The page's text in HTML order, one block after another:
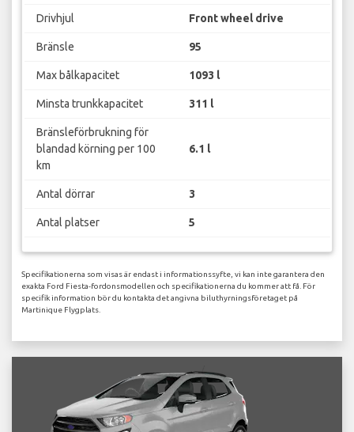
Drivhjul Front wheel drive
Bränsle 95
Max bålkapacitet 1093 l
Minsta trunkkapacitet 311 l
Bränsleförbrukning för
blandad körning per 100
km
6.1 l
Antal dörrar 3
Antal platser 5
Specifikationerna som visas är endast i informationssyfte, vi kan inte garantera den
exakta Ford Fiesta-fordonsmodellen och specifikationerna du kommer att få. För
specifik information bör du kontakta det angivna biluthyrningsföretaget på
Martinique Flygplats.